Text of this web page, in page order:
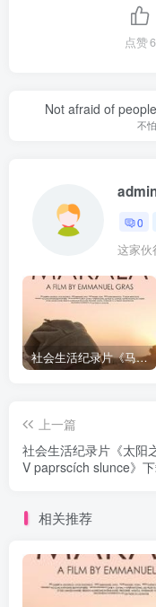
点赞6
Not afraid of
不
0
这家伙
社会生活纪录片《马加拉 Makala》下载
上一篇
社会生活纪录片《太阳
V paprscích slunce》
相关推荐